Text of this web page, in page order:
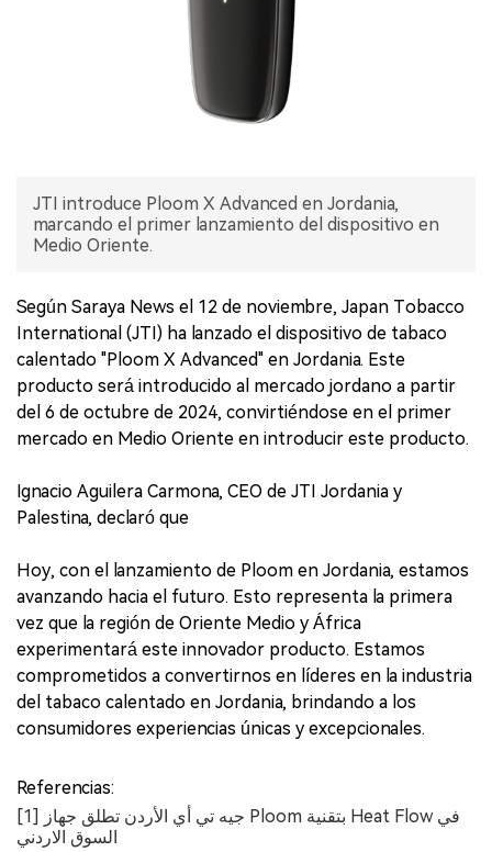
JTI introduce Ploom X Advanced en Jordania,
marcando el primer lanzamiento del dispositivo en
Medio Oriente.
Según Saraya News el 12 de noviembre, Japan Tobacco
International (JTI) ha lanzado el dispositivo de tabaco
calentado "Ploom X Advanced" en Jordania. Este
producto será introducido al mercado jordano a partir
del 6 de octubre de 2024, convirtiéndose en el primer
mercado en Medio Oriente en introducir este producto.
Ignacio Aguilera Carmona, CEO de JTI Jordania y
Palestina, declaró que
Hoy, con el lanzamiento de Ploom en Jordania, estamos
avanzando hacia el futuro. Esto representa la primera
vez que la región de Oriente Medio y África
experimentará este innovador producto. Estamos
comprometidos a convertirnos en líderes en la industria
del tabaco calentado en Jordania, brindando a los
consumidores experiencias únicas y excepcionales.
Referencias:
[1] جيه تي أي الأردن تطلق جهاز Ploom بتقنية Heat Flow في
السوق الاردني